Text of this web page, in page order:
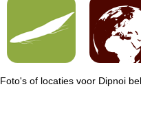
Foto's of locaties voor Dipnoi